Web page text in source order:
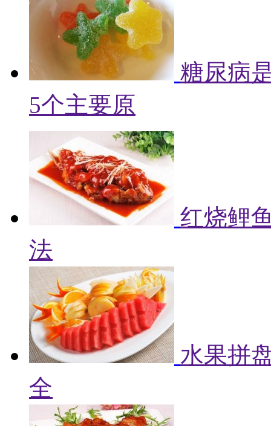
糖尿病
5个主要原
红烧鲤
法
水果拼
全